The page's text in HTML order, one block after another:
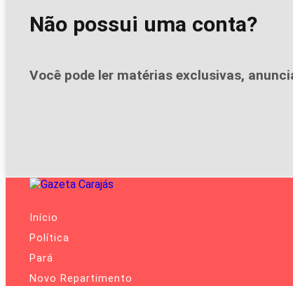
Não possui uma conta?
Você pode ler matérias exclusivas,
Início
Política
Pará
Novo Repartimento